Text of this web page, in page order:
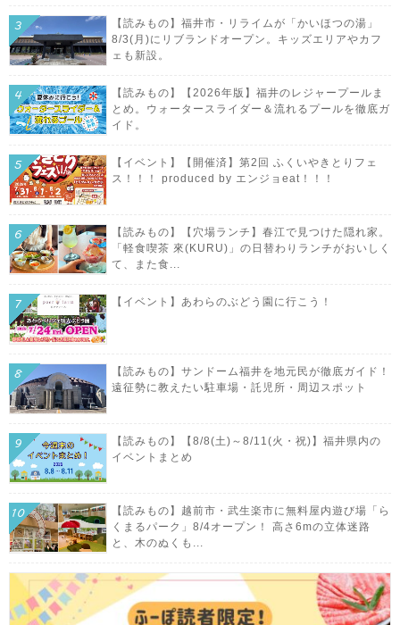
【読みもの】福井市・リライムが「かいほつの湯」
8/3(月)にリブランドオープン。キッズエリアやカフ
ェも新設。
【読みもの】【2026年版】福井のレジャープールま
とめ。ウォータースライダー＆流れるプールを徹底ガ
イド。
【イベント】【開催済】第2回 ふくいやきとりフェ
ス！！！ produced by エンジョeat！！！
【読みもの】【穴場ランチ】春江で見つけた隠れ家。
「軽食喫茶 來(KURU)」の日替わりランチがおいしく
て、また食...
【イベント】あわらのぶどう園に行こう！
【読みもの】サンドーム福井を地元民が徹底ガイド！
遠征勢に教えたい駐車場・託児所・周辺スポット
【読みもの】【8/8(土)～8/11(火・祝)】福井県内の
イベントまとめ
【読みもの】越前市・武生楽市に無料屋内遊び場「ら
くまるパーク」8/4オープン！ 高さ6mの立体迷路
と、木のぬくも...